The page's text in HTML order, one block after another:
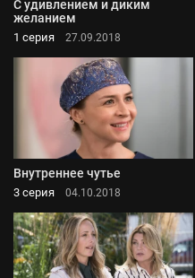
С удивлением и диким
желанием
1 серия 27.09.2018
Внутреннее чутье
3 серия 04.10.2018